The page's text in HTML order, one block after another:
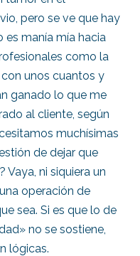
pero se ve que hay
es manía mía hacia
como la
unos cuantos y
ganado lo que me
al cliente, según
muchísimas
de dejar que
ni siquiera un
operación de
sea. Si es que lo de
no se sostiene,
lógicas.